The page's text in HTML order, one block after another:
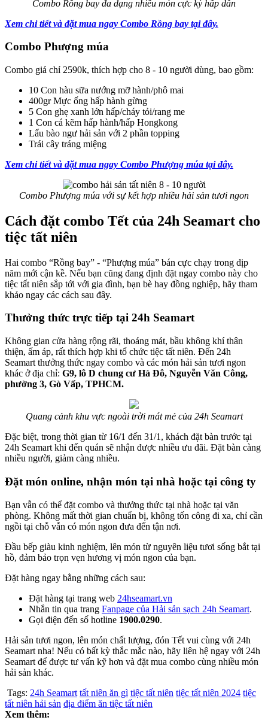
Combo Rồng bay đa dạng nhiều món cực kỳ hấp dẫn
Xem chi tiết và đặt mua ngay Combo Rồng bay tại đây.
Combo Phượng múa
Combo giá chỉ 2590k, thích hợp cho 8 - 10 người dùng, bao gồm:
10 Con hàu sữa nướng mỡ hành/phô mai
400gr Mực ống hấp hành gừng
5 Con ghẹ xanh lớn hấp/cháy tỏi/rang me
1 Con cá kẽm hấp hành/hấp Hongkong
Lẩu bào ngư hải sản với 2 phần topping
Trái cây tráng miệng
Xem chi tiết và đặt mua ngay Combo Phượng múa tại đây.
Combo Phượng múa với sự kết hợp nhiều hải sản tươi ngon
Cách đặt combo Tết của 24h Seamart cho
tiệc tất niên
Hai combo “Rồng bay” - “Phượng múa” bán cực chạy trong dịp
năm mới cận kề. Nếu bạn cũng đang định đặt ngay combo này cho
tiệc tất niên sắp tới với gia đình, bạn bè hay đồng nghiệp, hãy tham
khảo ngay các cách sau đây.
Thưởng thức trực tiếp tại 24h Seamart
Không gian cửa hàng rộng rãi, thoáng mát, bầu không khí thân
thiện, ấm áp, rất thích hợp khi tổ chức tiệc tất niên. Đến 24h
Seamart thưởng thức ngay combo và các món hải sản tươi ngon
khác ở địa chỉ: G9, lô D chung cư Hà Đô, Nguyễn Văn Công,
phường 3, Gò Vấp, TPHCM.
Quang cảnh khu vực ngoài trời mát mẻ của 24h Seamart
Đặc biệt, trong thời gian từ 16/1 đến 31/1, khách đặt bàn trước tại
24h Seamart khi đến quán sẽ nhận được nhiều ưu đãi. Đặt bàn càng
nhiều người, giảm càng nhiều.
Đặt món online, nhận món tại nhà hoặc tại công ty
Bạn vẫn có thể đặt combo và thưởng thức tại nhà hoặc tại văn
phòng. Không mất thời gian chuẩn bị, không tốn công đi xa, chỉ cần
ngồi tại chỗ vẫn có món ngon đưa đến tận nơi.
Đầu bếp giàu kinh nghiệm, lên món từ nguyên liệu tươi sống bắt tại
hồ, đảm bảo trọn vẹn hương vị món ngon của bạn.
Đặt hàng ngay bằng những cách sau:
Đặt hàng tại trang web 24hseamart.vn
Nhắn tin qua trang Fanpage của Hải sản sạch 24h Seamart.
Gọi điện đến số hotline 1900.0290.
Hải sản tươi ngon, lên món chất lượng, đón Tết vui cùng với 24h
Seamart nha! Nếu có bất kỳ thắc mắc nào, hãy liên hệ ngay với 24h
Seamart để được tư vấn kỹ hơn và đặt mua combo cùng nhiều món
hải sản khác.
Tags: 24h Seamart tất niên ăn gì tiệc tất niên tiệc tất niên 2024 tiệc
tất niên hải sản địa điểm ăn tiệc tất niên
Xem thêm: